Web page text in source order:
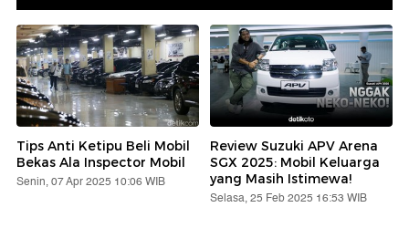
Tips Anti Ketipu Beli Mobil
Bekas Ala Inspector Mobil
Senin, 07 Apr 2025 10:06 WIB
Review Suzuki APV Arena
SGX 2025: Mobil Keluarga
yang Masih Istimewa!
Selasa, 25 Feb 2025 16:53 WIB